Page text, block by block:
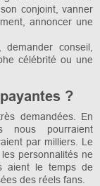
conjoint, vanner
annoncer une
conseil,
célébrité ou une
?
demandées. En
nous pourraient
par milliers. Le
personnalités ne
aient le temps de
des réels fans.